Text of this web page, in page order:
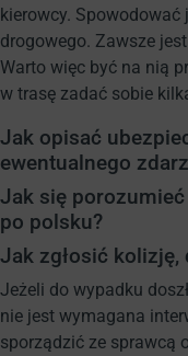
kierowcy.
drogowego. Zawsze
Warto więc być na nią
w trasę zadać sobie
Jak opisać
ewentualnego
Jak się
po polsku?
Jak zgłosić kolizję,
Jeżeli do wypadku
nie jest wymagana
sporządzić ze sprawcą